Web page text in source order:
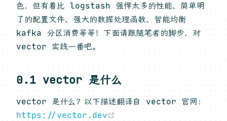
色，但有着比 logstash 强悍太多的性能、简单明
了的配置文件、强大的数据处理函数、智能均衡
kafka 分区消费等等！下面请跟随笔者的脚步，对
vector 实践一番吧。
0.1 vector 是什么
vector 是什么？以下描述翻译自 vector 官网：
https://vector.dev